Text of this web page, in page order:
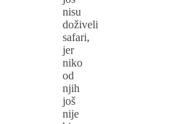
nisu
doživeli
safari,
jer
niko
od
njih
još
nije